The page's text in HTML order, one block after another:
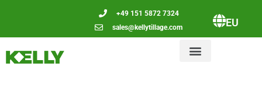
+49 151 5872 7324
sales@kellytillage.com
EU